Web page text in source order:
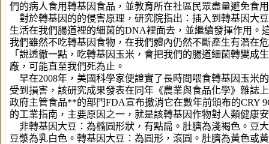
們的病人食用轉基因食品，並教育所在社區民眾盡量避免食
對於轉基因的的侵害原理，研究院指出：插入到轉基因大
生活在我們腸道裡的細菌的DNA裡面去，並繼續發揮作用。
我們雖然不吃轉基因食物，在我們體內仍然不斷產生有潛在
「說透徹一點，吃轉基因玉米，會把我們的腸道細菌轉變成
廠，可能直至我們死為止。
早在2008年，美國科學家便證實了長時間喂食轉基因玉米
受到損害，該研究成果發表在同年《農業與食品化學》雜誌
政府主管食品**的部門FDA宣布撤消它在數年前頒布的CRY
的工業指南，主要原因之一，就是該轉基因作物對人類健康
非轉基因大豆：為橢圓形狀，有點扁。肚臍為淺褐色。豆
豆漿為乳白色。轉基因大豆：為圓形，滾圓。肚臍為黃色或